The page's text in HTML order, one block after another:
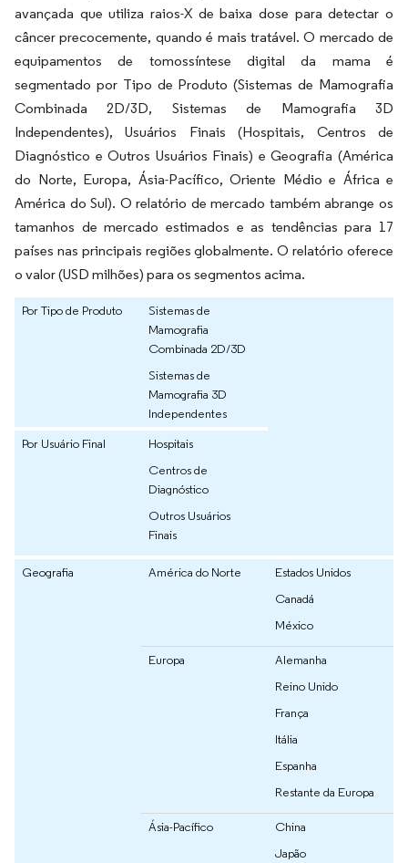
avançada que utiliza raios-X de baixa dose para detectar o
câncer precocemente, quando é mais tratável. O mercado de
equipamentos de tomossíntese digital da mama é
segmentado por Tipo de Produto (Sistemas de Mamografia
Combinada 2D/3D, Sistemas de Mamografia 3D
Independentes), Usuários Finais (Hospitais, Centros de
Diagnóstico e Outros Usuários Finais) e Geografia (América
do Norte, Europa, Ásia-Pacífico, Oriente Médio e África e
América do Sul). O relatório de mercado também abrange os
tamanhos de mercado estimados e as tendências para 17
países nas principais regiões globalmente. O relatório oferece
o valor (USD milhões) para os segmentos acima.
Por Tipo de Produto
Sistemas de
Mamografia
Combinada 2D/3D
Sistemas de
Mamografia 3D
Independentes
Por Usuário Final
Hospitais
Centros de
Diagnóstico
Outros Usuários
Finais
Geografia América do Norte
Estados Unidos
Canadá
México
Europa
Alemanha
Reino Unido
França
Itália
Espanha
Restante da Europa
Ásia-Pacífico
China
Japão